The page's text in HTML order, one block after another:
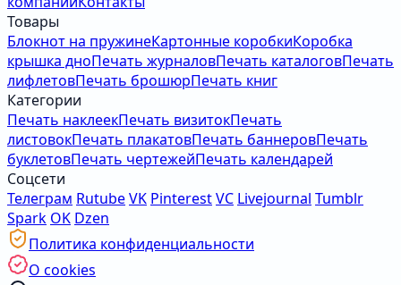
Товары
Блокнот на пружинеКартонные коробкиКоробка
крышка дноПечать журналовПечать каталоговПечать
лифлетовПечать брошюрПечать книг
Категории
Печать наклеекПечать визитокПечать
листовокПечать плакатовПечать баннеровПечать
буклетовПечать чертежейПечать календарей
Соцсети
Телеграм RutubeVK PinterestVC Livejournal Tumblr
Spark OK Dzen
Политика конфиденциальности
О cookies